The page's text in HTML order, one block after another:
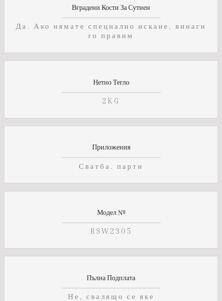
Вградени Кости За Сутиен
Да. Ако нямате специално искане, винаги
го правим
Нетно Тегло
2KG
Приложения
Сватба. парти
Модел №
RSW2305
Пълна Подплата
Не, свалящо се яке